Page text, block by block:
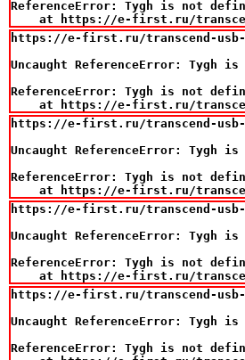
ReferenceError: Tygh is not
at https://e-first.ru/
https://e-first.ru/transcend-usb-
Uncaught ReferenceError: Tygh
ReferenceError: Tygh is not
at https://e-first.ru/
https://e-first.ru/transcend-usb-
Uncaught ReferenceError: Tygh
ReferenceError: Tygh is not
at https://e-first.ru/
https://e-first.ru/transcend-usb-
Uncaught ReferenceError: Tygh
ReferenceError: Tygh is not
at https://e-first.ru/
https://e-first.ru/transcend-usb-
Uncaught ReferenceError: Tygh
ReferenceError: Tygh is not